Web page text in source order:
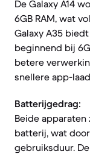
De Galaxy A14
6GB RAM, wat
Galaxy A35
beginnend bij
betere
snellere app-
Batterijgedrag:
Beide
batterij, wat
gebruiksduur.